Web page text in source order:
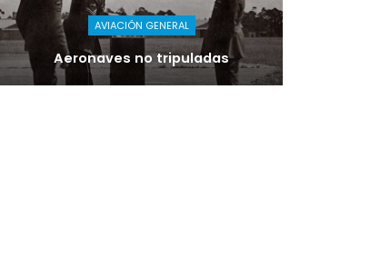
AVIACIÓN GENERAL
Aeronaves no tripuladas